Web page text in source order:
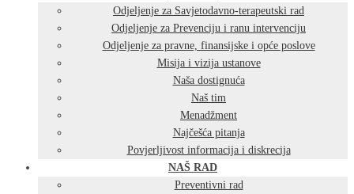
Odjeljenje za Savjetodavno-terapeutski rad
Odjeljenje za Prevenciju i ranu intervenciju
Odjeljenje za pravne, finansijske i opće poslove
Misija i vizija ustanove
Naša dostignuća
Naš tim
Menadžment
Najčešća pitanja
Povjerljivost informacija i diskrecija
NAŠ RAD
Preventivni rad